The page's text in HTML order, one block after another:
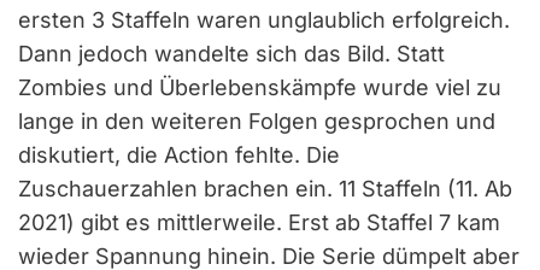
ersten 3 Staffeln waren unglaublich erfolgreich.
Dann jedoch wandelte sich das Bild. Statt
Zombies und Überlebenskämpfe wurde viel zu
lange in den weiteren Folgen gesprochen und
diskutiert, die Action fehlte. Die
Zuschauerzahlen brachen ein. 11 Staffeln (11. Ab
2021) gibt es mittlerweile. Erst ab Staffel 7 kam
wieder Spannung hinein. Die Serie dümpelt aber